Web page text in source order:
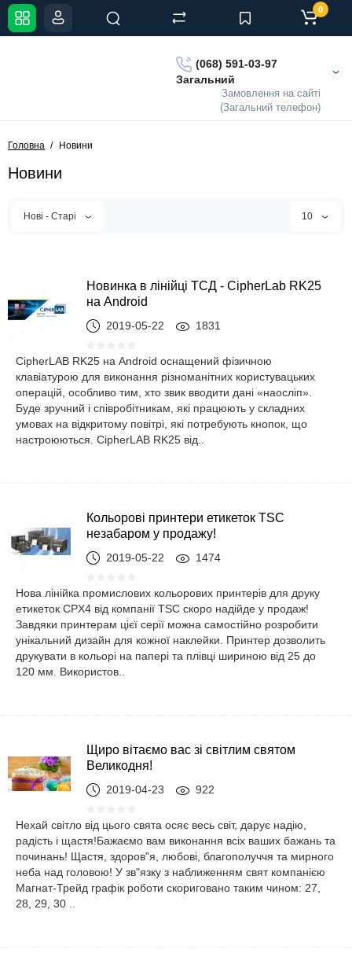
(068) 591-03-97
Загальний
Замовлення на сайті
(Загальний телефон)
0
Головна Новини
Новини
Нові - Старі 10
Новинка в лінійці ТСД - CipherLab RK25
на Android
2019-05-22 1831
CipherLAB RK25 на Android оснащений фізичною
клавіатурою для виконання різноманітних користувацьких
операцій, особливо тим, хто звик вводити дані «наосліп».
Буде зручний і співробітникам, які працюють у складних
умовах на відкритому повітрі, які потребують кнопок, що
настроюються. CipherLAB RK25 від..
Кольорові принтери етикеток TSC
незабаром у продажу!
2019-05-22 1474
Нова лінійка промислових кольорових принтерів для друку
етикеток CPX4 від компанії TSC скоро надійде у продаж!
Завдяки принтерам цієї серії можна самостійно розробити
унікальний дизайн для кожної наклейки. Принтер дозволить
друкувати в кольорі на папері та плівці шириною від 25 до
120 мм. Використов..
Щиро вітаємо вас зі світлим святом
Великодня!
2019-04-23 922
Нехай світло від цього свята осяє весь світ, дарує надію,
радість і щастя!Бажаємо вам виконання всіх ваших бажань та
починань! Щастя, здоров"я, любові, благополуччя та мирного
неба над головою! У зв"язку з наближенням свят компанією
Магнат-Трейд графік роботи скориговано таким чином: 27,
28, 29, 30 ..